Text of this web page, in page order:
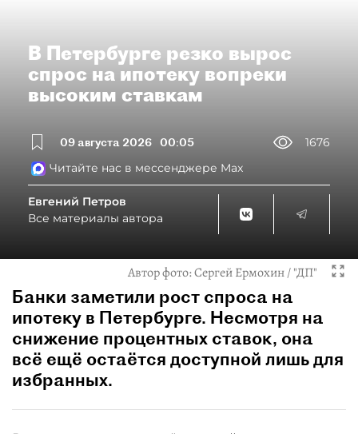
В Петербурге резко вырос
спрос на ипотеку вопреки
высоким ставкам
09 августа 2026 00:05
1676
Читайте нас в мессенджере Max
Евгений Петров
Все материалы автора
Автор фото:Сергей Ермохин / "ДП"
Банки заметили рост спроса на
ипотеку в Петербурге. Несмотря на
снижение процентных ставок, она
всё ещё остаётся доступной лишь для
избранных.